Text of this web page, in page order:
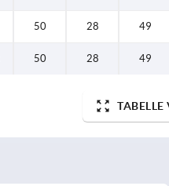
50 28 49
50 28 49
TABELLE